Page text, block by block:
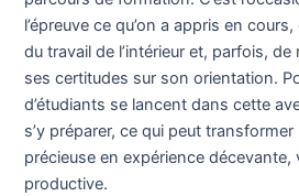
l’épreuve ce qu’on a appris en
du travail de l’intérieur et, parfois,
ses certitudes sur son orientation.
d’étudiants se lancent dans cette
s’y préparer, ce qui peut
précieuse en expérience
productive.